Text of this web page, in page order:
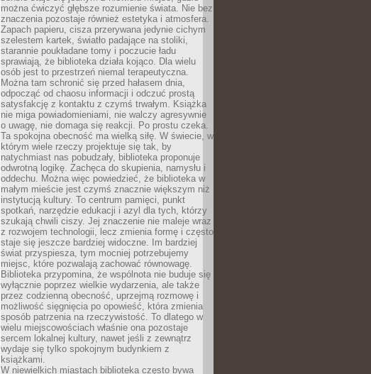
można ćwiczyć głębsze rozumienie świata. Nie bez
znaczenia pozostaje również estetyka i atmosfera.
Zapach papieru, cisza przerywana jedynie cichym
szelestem kartek, światło padające na stoliki,
starannie poukładane tomy i poczucie ładu
sprawiają, że biblioteka działa kojąco. Dla wielu
osób jest to przestrzeń niemal terapeutyczna.
Można tam schronić się przed hałasem dnia,
odpocząć od chaosu informacji i odczuć prostą
satysfakcję z kontaktu z czymś trwałym. Książka
nie miga powiadomieniami, nie walczy agresywnie
o uwagę, nie domaga się reakcji. Po prostu czeka.
Ta spokojna obecność ma wielką siłę. W świecie, w
którym wiele rzeczy projektuje się tak, by
natychmiast nas pobudzały, biblioteka proponuje
odwrotną logikę. Zachęca do skupienia, namysłu i
oddechu. Można więc powiedzieć, że biblioteka w
małym mieście jest czymś znacznie większym niż
instytucją kultury. To centrum pamięci, punkt
spotkań, narzędzie edukacji i azyl dla tych, którzy
szukają chwili ciszy. Jej znaczenie nie maleje wraz
z rozwojem technologii, lecz zmienia formę i często
staje się jeszcze bardziej widoczne. Im bardziej
świat przyspiesza, tym mocniej potrzebujemy
miejsc, które pozwalają zachować równowagę.
Biblioteka przypomina, że wspólnota nie buduje się
wyłącznie poprzez wielkie wydarzenia, ale także
przez codzienną obecność, uprzejmą rozmowę i
możliwość sięgnięcia po opowieść, która zmienia
sposób patrzenia na rzeczywistość. To dlatego w
wielu miejscowościach właśnie ona pozostaje
sercem lokalnej kultury, nawet jeśli z zewnątrz
wydaje się tylko spokojnym budynkiem z
książkami.
W niewielkich miastach biblioteka często bywa